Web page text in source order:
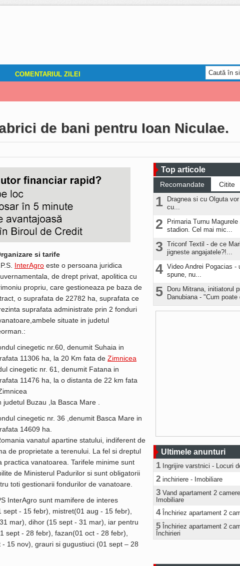
de muncă
COMENTARIUL ZILEI
de bani pentru Ioan Niculae.
si tarife
InterAgro este o persoana juridica
de drept privat, apolitica cu
propriu, care gestioneaza pe baza de
o suprafata de 22782 ha, suprafata ce
suprafata administrate prin 2 fonduri
situate in judetul
cinegetic nr.60, denumit Suhaia in
11306 ha, la 20 Km fata de Zimnicea
cinegetic nr. 61, denumit Fatana in
11476 ha, la o distanta de 22 km fata
judetul Buzau ,la Basca Mare .
cinegetic nr. 36 ,denumit Basca Mare in
14609 ha.
vanatul apartine statului, indiferent de
de proprietate a terenului. La fel si dreptul
practica vanatoarea. Tarifele minime sunt
de Ministerul Padurilor si sunt obligatorii
toti gestionarii fondurilor de vanatoare.
InterAgro sunt mamifere de interes
- 15 febr), mistret(01 aug - 15 febr),
mar), dihor (15 sept - 31 mar), iar pentru
sept - 28 febr), fazan(01 oct - 28 febr),
15 nov), grauri si gugustiuci (01 sept – 28
Top articole
Recomandate Citite
1
Dragnea si cu Olguta
cu...
2
Primaria Turnu
stadion. Cel mai mic...
3 Triconf Textil - de ce
jigneste angajatele?!...
4 Video Andrei Pogacias
spune, nu...
5
Doru Mitrana, initiatorul
Danubiana - "Cum
Ultimele anunturi
1 Ingrijire varstnici - Locuri
2 inchiriere - Imobiliare
3 Vand apartament 2
Imobiliare
4 Închiriez apartament 2
5 Închiriez apartament 2
Închirieri